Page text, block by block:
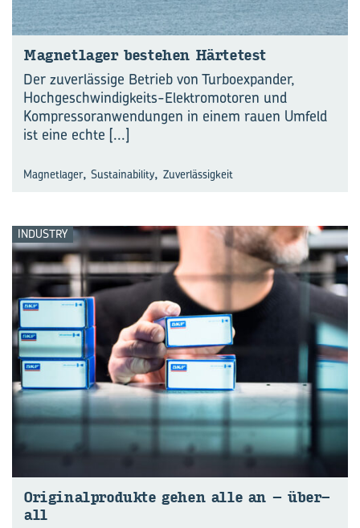
Ma­gnet­la­ger be­stehen Här­te­test
Der zuverlässige Betrieb von Turboexpander,
Hochgeschwindigkeits-Elektromotoren und
Kompressoranwendungen in einem rauen Umfeld
ist eine echte [...]
Magnetlager, Sustainability, Zuverlässigkeit
INDUSTRY
Ori­gi­nal­pro­duk­te gehen alle an – über­
all